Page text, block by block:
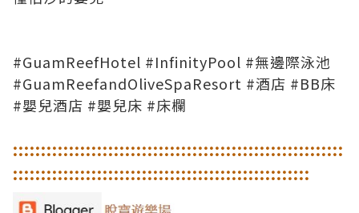
#GuamReefHotel #InfinityPool #無邊際泳池
#GuamReefandOliveSpaResort #酒店 #BB床
#嬰兒酒店 #嬰兒床 #床欄
:::::::::::::::::::::::::::::::::::::::::::::::::::::::::::
:::::::::::::::::::::::::::::::::::::::::::::::::::::